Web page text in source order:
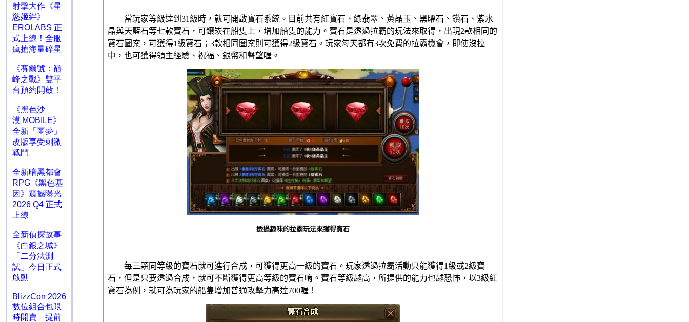
射擊大作《星
慾姬絆》
EROLABS 正
式上線！全服
瘋搶海量碎星
《賽爾號：巔
峰之戰》雙平
台預約開啟！
《黑色沙
漠 MOBILE》
全新「噩夢」
改版享受刺激
戰鬥
全新暗黑都會
RPG《黑色基
因》震撼曝光
2026 Q4 正式
上線
全新偵探故事
《白銀之城》
「二分法測
試」今日正式
啟動
BlizzCon 2026
數位組合包限
時開賣 提前